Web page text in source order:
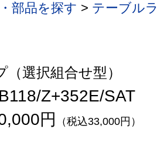
部品を探す > テーブル
選択組合せ型）
Z+352E/SAT
円
（税込33,000円）